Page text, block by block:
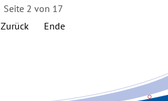
Seite 2 von 17
Zurück
Ende